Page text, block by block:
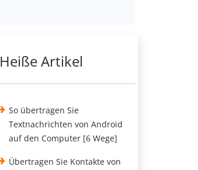
Heiße Artikel
So übertragen Sie
Textnachrichten von Android
auf den Computer [6 Wege]
Übertragen Sie Kontakte von